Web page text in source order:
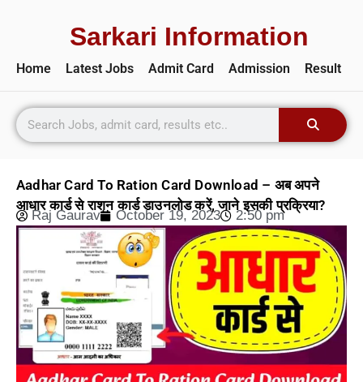
Sarkari Information
Home Latest Jobs Admit Card Admission Result
Aadhar Card To Ration Card Download – अब अपने
आधार कार्ड से राशन कार्ड डाउनलोड करें, जाने इसकी प्रक्रिया?
Raj Gaurav October 19, 2023 2:50 pm